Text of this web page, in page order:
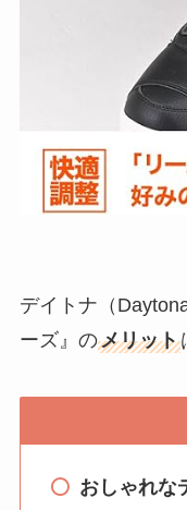
デイトナ（
ーズ』のメリット
おしゃれな